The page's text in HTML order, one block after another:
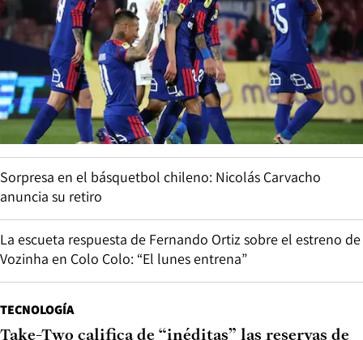
Sorpresa en el básquetbol chileno: Nicolás Carvacho
anuncia su retiro
La escueta respuesta de Fernando Ortiz sobre el estreno de
Vozinha en Colo Colo: “El lunes entrena”
TECNOLOGÍA
Take-Two califica de “inéditas” las reservas de